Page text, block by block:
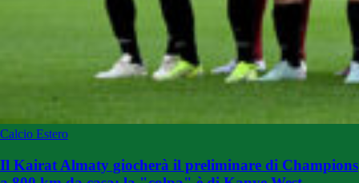
Calcio Estero
Il Kairat Almaty giocherà il preliminare di Champions